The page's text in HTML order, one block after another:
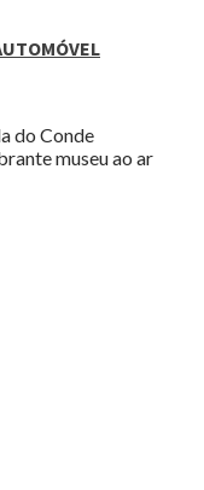
do Conde
museu ao ar